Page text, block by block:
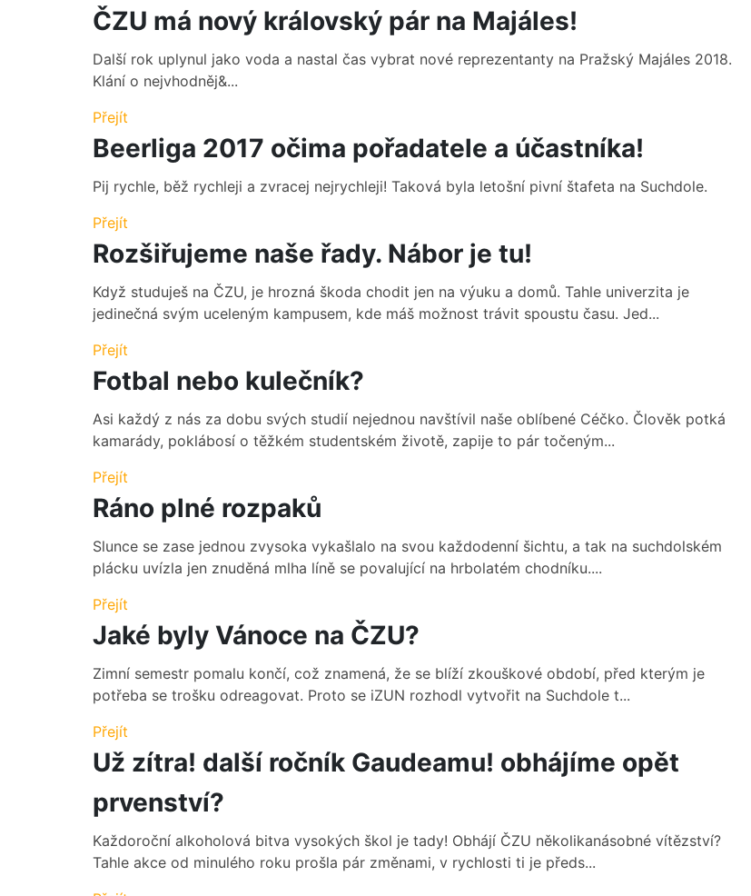
ČZU má nový královský pár na Majáles!
Další rok uplynul jako voda a nastal čas vybrat nové reprezentanty na Pražský Majáles 2018.
Klání o nejvhodněj&...
Přejít
Beerliga 2017 očima pořadatele a účastníka!
Pij rychle, běž rychleji a zvracej nejrychleji! Taková byla letošní pivní štafeta na Suchdole.
Přejít
Rozšiřujeme naše řady. Nábor je tu!
Když studuješ na ČZU, je hrozná škoda chodit jen na výuku a domů. Tahle univerzita je
jedinečná svým uceleným kampusem, kde máš možnost trávit spoustu času. Jed...
Přejít
Fotbal nebo kulečník?
Asi každý z nás za dobu svých studií nejednou navštívil naše oblíbené Céčko. Člověk potká
kamarády, poklábosí o těžkém studentském životě, zapije to pár točeným...
Přejít
Ráno plné rozpaků
Slunce se zase jednou zvysoka vykašlalo na svou každodenní šichtu, a tak na suchdolském
plácku uvízla jen znuděná mlha líně se povalující na hrbolatém chodníku....
Přejít
Jaké byly Vánoce na ČZU?
Zimní semestr pomalu končí, což znamená, že se blíží zkouškové období, před kterým je
potřeba se trošku odreagovat. Proto se iZUN rozhodl vytvořit na Suchdole t...
Přejít
Už zítra! další ročník Gaudeamu! obhájíme opět
prvenství?
Každoroční alkoholová bitva vysokých škol je tady! Obhájí ČZU několikanásobné vítězství?
Tahle akce od minulého roku prošla pár změnami, v rychlosti ti je předs...